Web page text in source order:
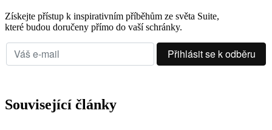
Získejte přístup k inspirativním příběhům ze světa Suite,
které budou doručeny přímo do vaší schránky.
Související články